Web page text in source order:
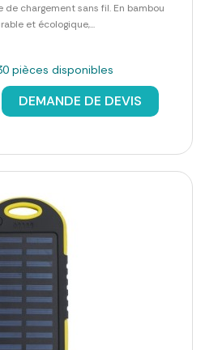
chargement sans fil. En bambou
et écologique,...
pièces disponibles
DEMANDE DE DEVIS